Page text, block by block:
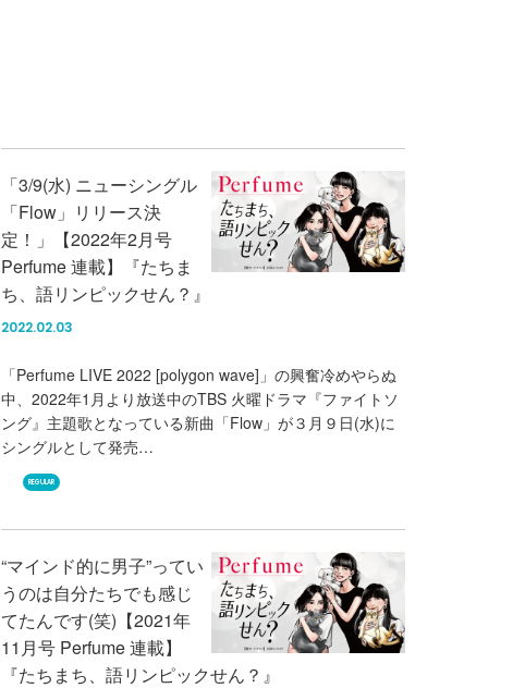
「3/9(水) ニューシングル
「Flow」リリース決
定！」【2022年2月号
Perfume 連載】『たちま
ち、語リンピックせん？』
2022.02.03
「Perfume LIVE 2022 [polygon wave]」の興奮冷めやらぬ
中、2022年1月より放送中のTBS 火曜ドラマ『ファイトソ
ング』主題歌となっている新曲「Flow」が３月９日(水)に
シングルとして発売…
REGULAR
“マインド的に男子”ってい
うのは自分たちでも感じ
てたんです(笑)【2021年
11月号 Perfume 連載】
『たちまち、語リンピックせん？』